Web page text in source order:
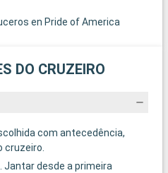
en Pride of America
DO CRUZEIRO
com antecedência,
cruzeiro.
Jantar desde a primeira